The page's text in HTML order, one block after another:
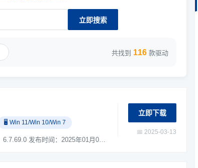
立即搜索
共找到 116 款驱动
🖥️ Win 11/Win 10/Win 7
爱普生Epson Perfection V19II 扫描仪驱动程序下载 版本：6.7.69.0 发布时间：2025年01月09日 适用于：Windows 7 / Windows 10 / Windows 11 系统。 ...
立即下载
📅 2025-03-13